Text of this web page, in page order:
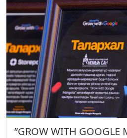
“GROW WITH GOOGLE